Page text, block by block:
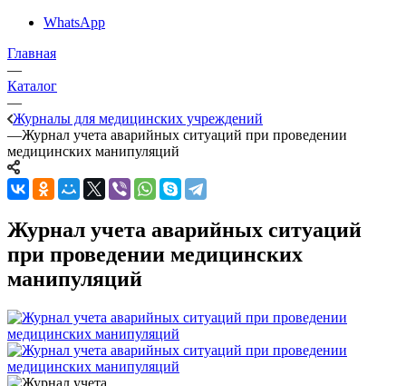
WhatsApp
Главная
—
Каталог
—
Журналы для медицинских учреждений
—Журнал учета аварийных ситуаций при проведении
медицинских манипуляций
Журнал учета аварийных ситуаций
при проведении медицинских
манипуляций